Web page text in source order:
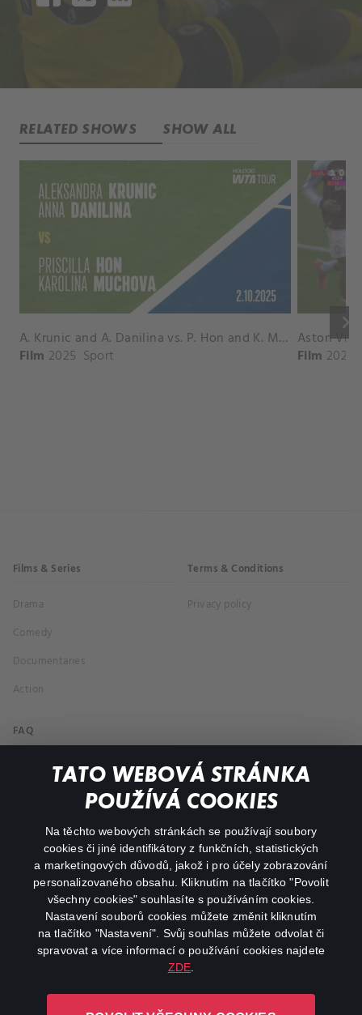
TATO WEBOVÁ STRÁNKA
POUŽÍVÁ COOKIES
Na těchto webových stránkách se používají soubory
cookies či jiné identifikátory z funkčních, statistických
a marketingových důvodů, jakož i pro účely zobrazování
personalizovaného obsahu. Kliknutím na tlačítko "Povolit
všechny cookies" souhlasíte s používáním cookies.
Nastavení souborů cookies můžete změnit kliknutím
na tlačítko "Nastavení". Svůj souhlas můžete odvolat či
spravovat a více informací o používání cookies najdete
ZDE
RELATED SHOWS SHOW ALL
keyboard_arrow_right
A. Krunic and A. Danilina vs. P. Hon and K. Muchova Match Highlights - BEIJING_Capital Group Diamond ( October 02, 2025)
Film 2025 Sport Film 2026
Films & Series
Drama
Comedy
Documentaries
Action
Terms & Conditions
Privacy policy
FAQ
My profile
facebookinstagram
youtube